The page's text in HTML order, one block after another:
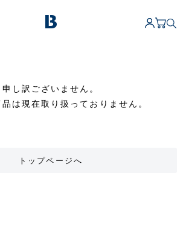
申し訳ございません。
は現在取り扱っておりません。
トップページへ